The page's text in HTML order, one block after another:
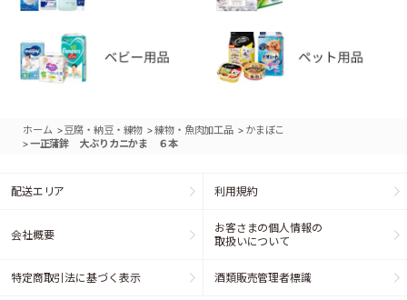
ホーム >豆腐・納豆・練物 >練物・魚肉加工品 > かまぼこ
>一正蒲鉾 大ぶりカニかま ６本
配送エリア 利用規約
会社概要
お客さまの個人情報の
取扱いについて
特定商取引法に基づく表示 酒類販売管理者標識